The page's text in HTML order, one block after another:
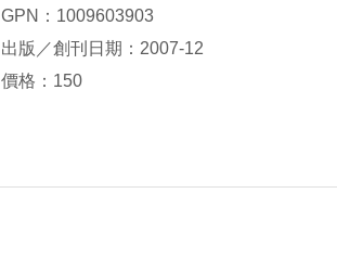
GPN：1009603903
出版／創刊日期：2007-12
價格：150